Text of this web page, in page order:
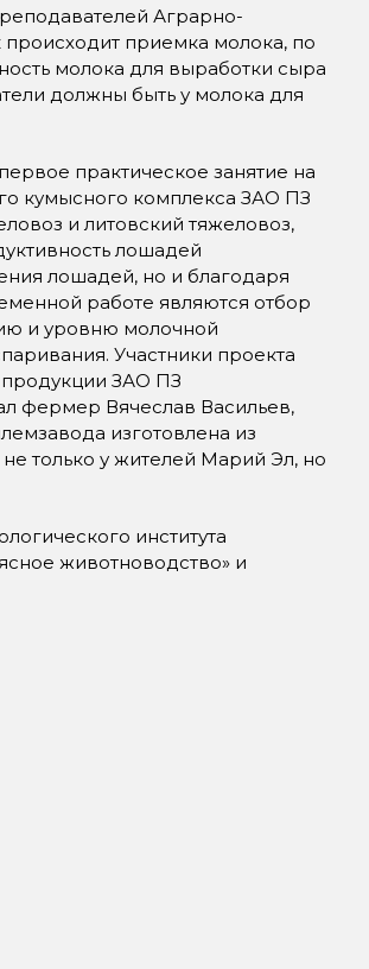
Аграрно-
происходит приемка молока, по
молока для выработки сыра
должны быть у молока для
практическое занятие на
кумысного комплекса ЗАО ПЗ
и литовский тяжеловоз,
лошадей
лошадей, но и благодаря
работе являются отбор
и уровню молочной
Участники проекта
ЗАО ПЗ
фермер Вячеслав Васильев,
изготовлена из
только у жителей Марий Эл, но
института
животноводство» и